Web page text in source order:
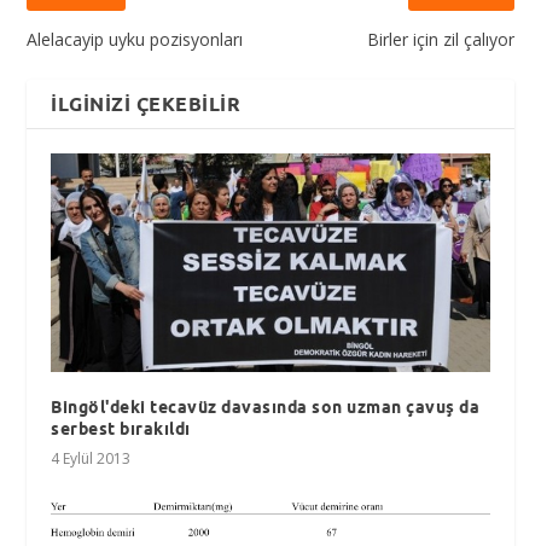
Alelacayip uyku pozisyonları Birler için zil çalıyor
İLGINIZI ÇEKEBILIR
Bingöl'deki tecavüz davasında son uzman çavuş da
serbest bırakıldı
4 Eylül 2013